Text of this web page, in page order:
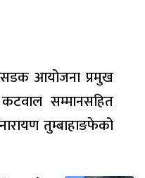
सडक आयोजना प्रमुख
सम्मानसहित
तुम्बाहाङफेको